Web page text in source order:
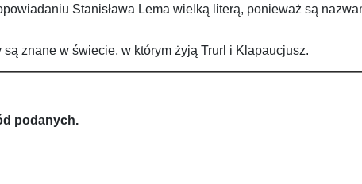
Stanisława Lema wielką literą, ponieważ są
znane w świecie, w którym żyją Trurl i Klapaucjusz.
podanych.